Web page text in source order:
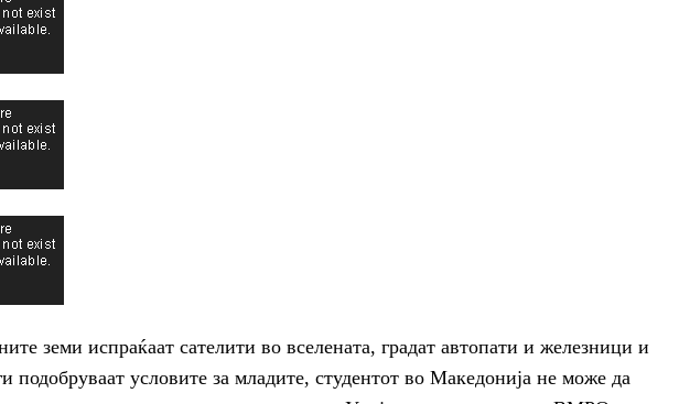
земи испраќаат сателити во вселената, градат автопати и железници и
подобруваат условите за младите, студентот во Македонија не може да